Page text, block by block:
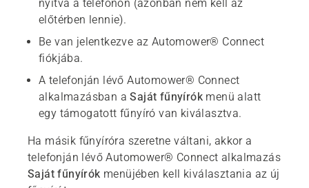
nyitva a telefonon (azonban nem kell az
előtérben lennie).
Be van jelentkezve az Automower® Connect
fiókjába.
A telefonján lévő Automower® Connect
alkalmazásban aSaját fűnyírók menü alatt
egy támogatott fűnyíró van kiválasztva.
Ha másik fűnyíróra szeretne váltani, akkor a
telefonján lévő Automower® Connect alkalmazás
Saját fűnyírók menüjében kell kiválasztania az új